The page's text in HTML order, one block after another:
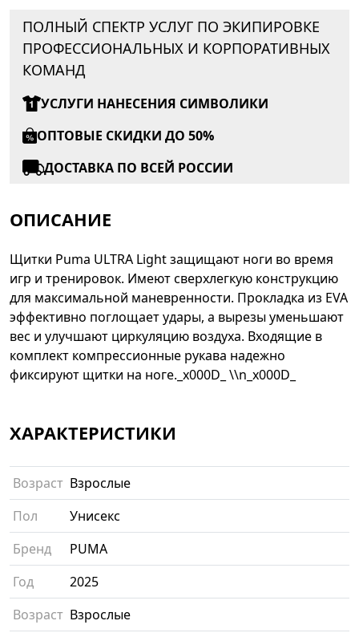
ПОЛНЫЙ СПЕКТР УСЛУГ ПО ЭКИПИРОВКЕ
ПРОФЕССИОНАЛЬНЫХ И КОРПОРАТИВНЫХ
КОМАНД
УСЛУГИ НАНЕСЕНИЯ СИМВОЛИКИ
ОПТОВЫЕ СКИДКИ ДО 50%
ДОСТАВКА ПО ВСЕЙ РОССИИ
ОПИСАНИЕ
Щитки Puma ULTRA Light защищают ноги во время
игр и тренировок. Имеют сверхлегкую конструкцию
для максимальной маневренности. Прокладка из EVA
эффективно поглощает удары, а вырезы уменьшают
вес и улучшают циркуляцию воздуха. Входящие в
комплект компрессионные рукава надежно
фиксируют щитки на ноге._x000D_ \\n_x000D_
ХАРАКТЕРИСТИКИ
Возраст Взрослые
Пол
Унисекс
Бренд
PUMA
Год
2025
Возраст Взрослые